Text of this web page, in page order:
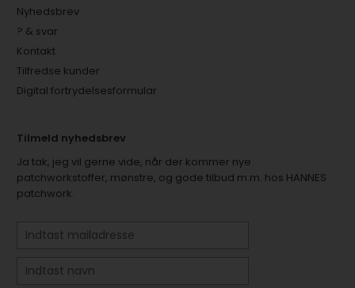
Nyhedsbrev
? & svar
Kontakt
Tilfredse kunder
Digital fortrydelsesformular
Tilmeld nyhedsbrev
Ja tak, jeg vil gerne vide, når der kommer nye
patchworkstoffer, mønstre, og gode tilbud m.m. hos HANNES
patchwork.